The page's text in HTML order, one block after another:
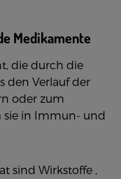
Medikamente
die durch die
den Verlauf der
oder zum
sie in Immun- und
sind Wirkstoffe ,